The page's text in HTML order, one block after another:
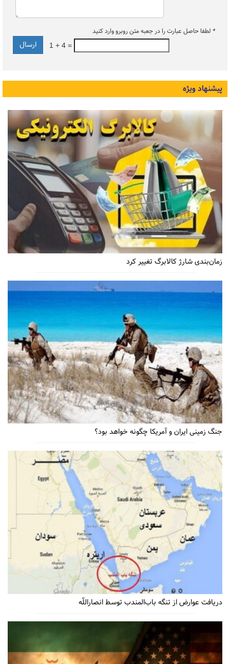
* لطفا حاصل عبارت را در جعبه متن روبرو وارد کنید
1 + 4 =
پیشنهاد ویژه
زمان‌بندی شارژ کالابرگ تغییر کرد
جنگ زمینی ایران و آمریکا چگونه خواهد بود؟
دریافت عوارض از تنگه باب‌المندب توسط انصاراللّه